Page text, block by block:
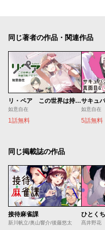
同じ著者の作品・関連作品
リ・ペア この世界は持続可能ですか？
如意自在
1話無料
如意自在
5話無料
同じ掲載誌の作品
接待麻雀課
新川帆立/奥山響介/後藤悠太
ひとく
髙井野花